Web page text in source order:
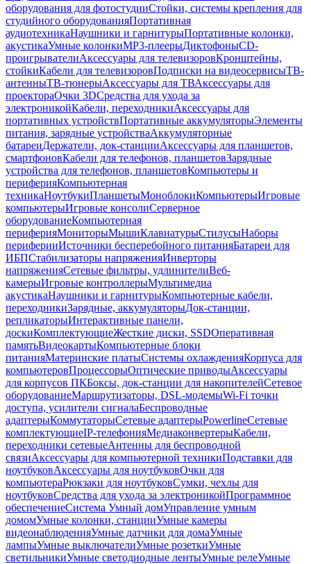
оборудования для фотостудииСтойки, системы крепления для
студийного оборудованияПортативная
аудиотехникаНаушники и гарнитурыПортативные колонки,
акустикаУмные колонкиMP3-плеерыДиктофоныCD-
проигрывателиАксессуары для телевизоровКронштейны,
стойкиКабели для телевизоровПодписки на видеосервисыТВ-
антенныТВ-тюнерыАксессуары для ТВАксессуары для
проектораОчки 3DСредства для ухода за
электроникойКабели, переходникиАксессуары для
портативных устройствПортативные аккумуляторыЭлементы
питания, зарядные устройстваАккумуляторные
батареиДержатели, док-станцииАксессуары для планшетов,
смартфоновКабели для телефонов, планшетовЗарядные
устройства для телефонов, планшетовКомпьютеры и
периферияКомпьютерная
техникаНоутбукиПланшетыМоноблокиКомпьютерыИгровые
компьютерыИгровые консолиСерверное
оборудованиеКомпьютерная
периферияМониторыМышиКлавиатурыСтилусыНаборы
периферииИсточники бесперебойного питанияБатареи для
ИБПСтабилизаторы напряженияИнверторы
напряженияСетевые фильтры, удлинителиВеб-
камерыИгровые контроллерыМультимедиа
акустикаНаушники и гарнитурыКомпьютерные кабели,
переходникиЗарядные, аккумуляторыДок-станции,
репликаторыИнтерактивные панели,
доскиКомплектующиеЖесткие диски, SSDОперативная
памятьВидеокартыКомпьютерные блоки
питанияМатеринские платыСистемы охлажденияКорпуса для
компьютеровПроцессорыОптические приводыАксессуары
для корпусов ПКБоксы, док-станции для накопителейСетевое
оборудованиеМаршрутизаторы, DSL-модемыWi-Fi точки
доступа, усилители сигналаБеспроводные
адаптерыКоммутаторыСетевые адаптерыPowerlineСетевые
комплектующиеIP-телефонияМедиаконвертерыКабели,
переходники сетевыеАнтенны для беспроводной
связиАксессуары для компьютерной техникиПодставки для
ноутбуковАксессуары для ноутбуковОчки для
компьютераРюкзаки для ноутбуковСумки, чехлы для
ноутбуковСредства для ухода за электроникойПрограммное
обеспечениеСистема Умный домУправление умным
домомУмные колонки, станцииУмные камеры
видеонаблюденияУмные датчики для домаУмные
лампыУмные выключателиУмные розеткиУмные
светильникиУмные светодиодные лентыУмные релеУмные